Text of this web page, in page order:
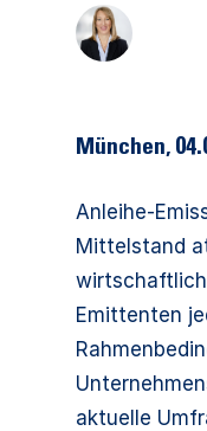
München,
Anleihe-
Mittelstand
Emittenten
aktuelle